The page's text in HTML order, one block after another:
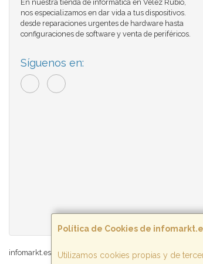
Política de Cookies de
Utilizamos cookies propias y de
En nuestra tienda de informática en Vélez Rubio,
nos especializamos en dar vida a tus dispositivos.
desde reparaciones urgentes de hardware hasta
configuraciones de software y venta de periféricos.
Síguenos en:
infomarkt.es © 2026